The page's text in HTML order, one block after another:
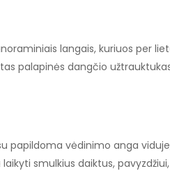
langais, kuriuos per
palapinės dangčio
papildoma vėdinimo anga
smulkius daiktus,